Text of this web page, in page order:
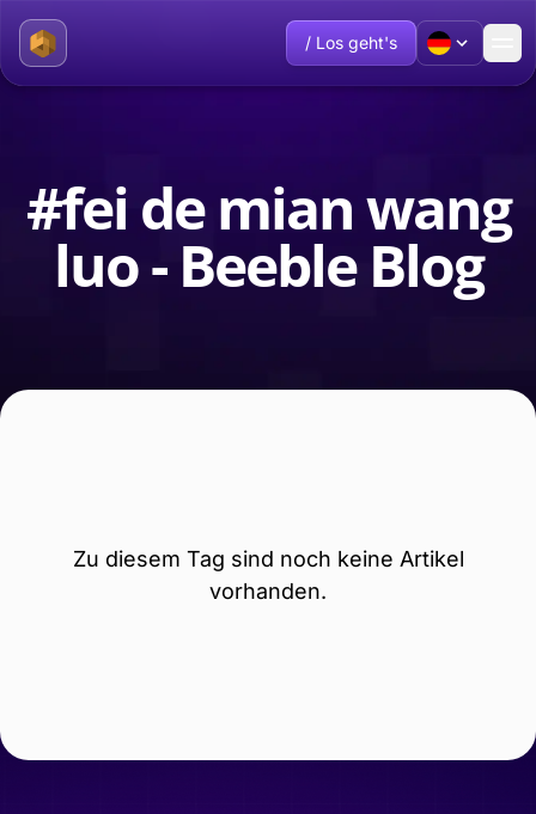
/ Los geht's
#fei de mian wang
luo - Beeble Blog
Zu diesem Tag sind noch keine Artikel
vorhanden.